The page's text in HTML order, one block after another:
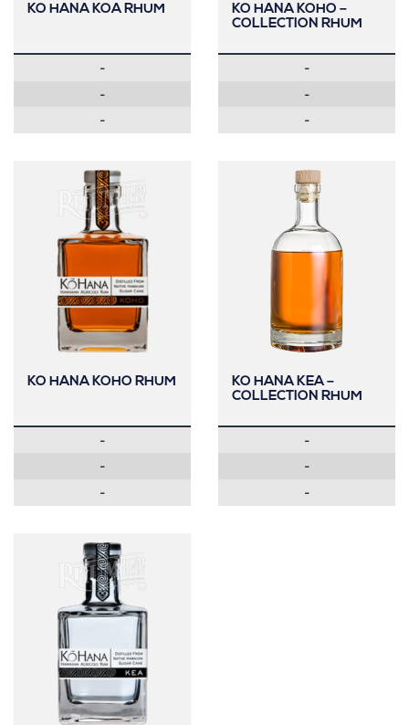
KO HANA KOA RHUM
-
-
-
KO HANA KOHO –
COLLECTION RHUM
-
-
-
KO HANA KOHO RHUM
-
-
-
KO HANA KEA –
COLLECTION RHUM
-
-
-